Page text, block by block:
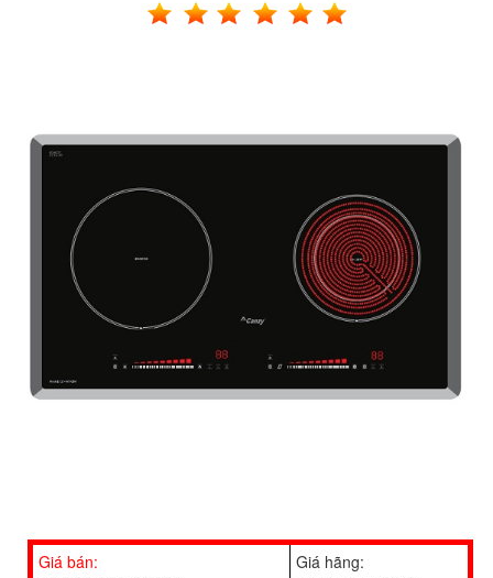
Giá bán:
Giá hãng: